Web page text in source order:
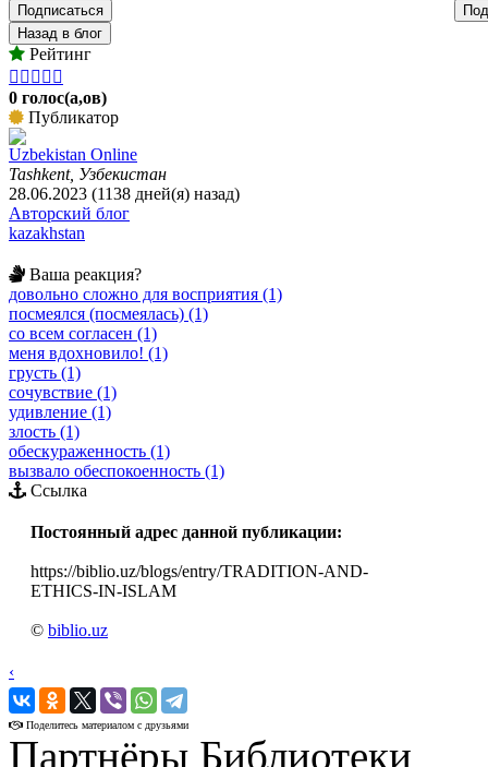
Подписаться
Назад в блог
Рейтинг
    
0 голос(а,ов)
Публикатор
Uzbekistan Online
Tashkent, Узбекистан
28.06.2023 (1138 дней(я) назад)
Авторский блог
kazakhstan
Ваша реакция?
довольно сложно для восприятия (1)
посмеялся (посмеялась) (1)
со всем согласен (1)
меня вдохновило! (1)
грусть (1)
сочувствие (1)
удивление (1)
злость (1)
обескураженность (1)
вызвало обеспокоенность (1)
Ссылка
Постоянный адрес данной публикации:
https://biblio.uz/blogs/entry/TRADITION-AND-
ETHICS-IN-ISLAM
© biblio.uz
‹
›
Поделитесь материалом с друзьями
Партнёры Библиотеки